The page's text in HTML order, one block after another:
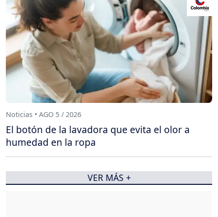
Noticias • AGO 5 / 2026
El botón de la lavadora que evita el olor a
humedad en la ropa
VER MÁS +